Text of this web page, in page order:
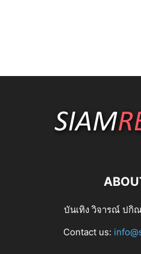
บันเทิง วิจารณ์ ปกิ
Contact us: